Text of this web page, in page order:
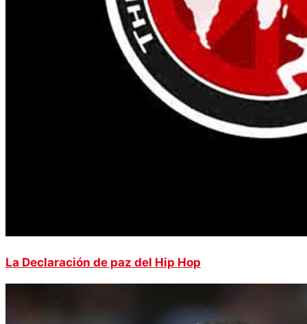
La Declaración de paz del Hip Hop